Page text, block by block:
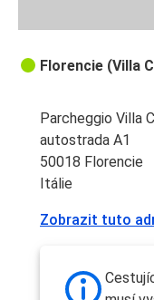
Florencie (Villa
Parcheggio Villa
autostrada A1
50018 Florencie
Itálie
Zobrazit tuto